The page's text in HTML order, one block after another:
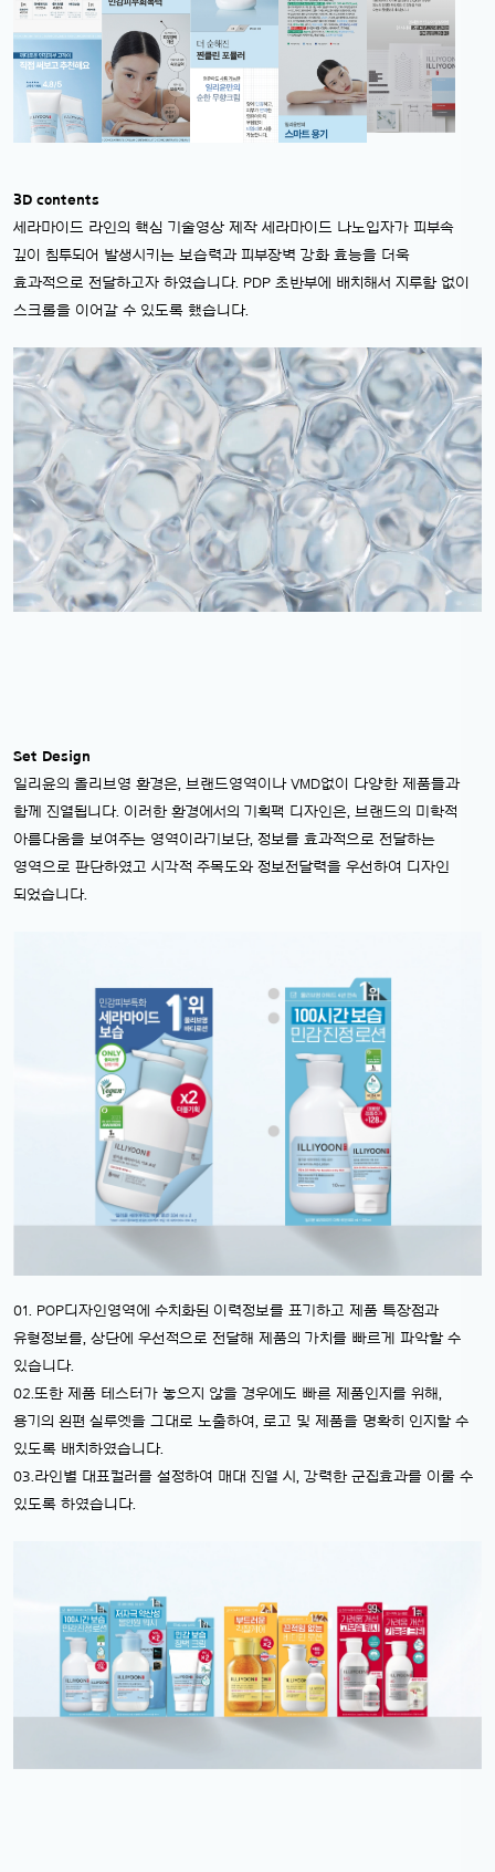
3D contents
세라마이드 라인의 핵심 기술영상 제작 세라마이드 나노입자가 피부속
깊이 침투되어 발생시키는 보습력과 피부장벽 강화 효능을 더욱
효과적으로 전달하고자 하였습니다. PDP 초반부에 배치해서 지루함 없이
스크롤을 이어갈 수 있도록 했습니다.
Set Design
일리윤의 올리브영 환경은, 브랜드영역이나 VMD없이 다양한 제품들과
함께 진열됩니다. 이러한 환경에서의 기획팩 디자인은, 브랜드의 미학적
아름다움을 보여주는 영역이라기보단, 정보를 효과적으로 전달하는
영역으로 판단하였고 시각적 주목도와 정보전달력을 우선하여 디자인
되었습니다.
01. POP디자인영역에 수치화된 이력정보를 표기하고 제품 특장점과
유형정보를, 상단에 우선적으로 전달해 제품의 가치를 빠르게 파악할 수
있습니다.
02.또한 제품 테스터가 놓으지 않을 경우에도 빠른 제품인지를 위해,
용기의 왼편 실루엣을 그대로 노출하여, 로고 및 제품을 명확히 인지할 수
있도록 배치하였습니다.
03.라인별 대표컬러를 설정하여 매대 진열 시, 강력한 군집효과를 이룰 수
있도록 하였습니다.